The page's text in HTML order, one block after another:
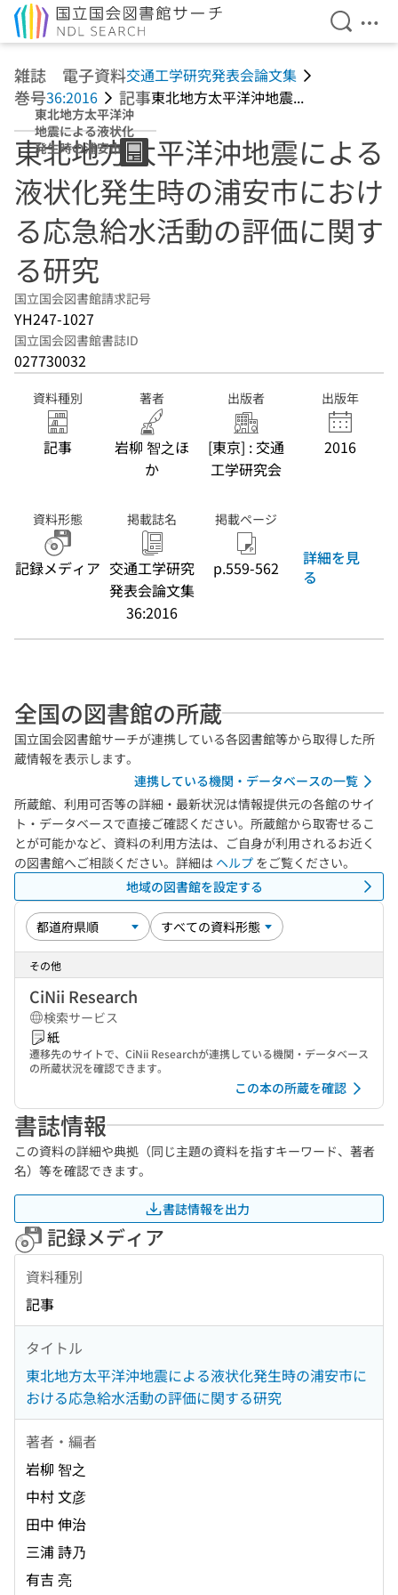
検索を
メ
雑誌 電子資料交通工学研究発表会論文集
巻号36:2016 記事東北地方太平洋沖地震...
東北地方太平洋沖
地震による液状化
発生時の浦安市に
おける応急給水活
動の評価に関する
研究
東北地方太平洋沖地震による
液状化発生時の浦安市におけ
る応急給水活動の評価に関す
る研究
国立国会図書館請求記号
YH247-1027
国立国会図書館書誌ID
027730032
資料種別
記事
著者
岩柳 智之ほ
か
出版者
[東京] : 交通
工学研究会
出版年
2016
資料形態
記録メディア
掲載誌名
交通工学研究
発表会論文集
36:2016
掲載ページ
p.559-562
詳細を見
る
全国の図書館の所蔵
国立国会図書館サーチが連携している各図書館等から取得した所
蔵情報を表示します。
連携している機関・データベースの一覧
所蔵館、利用可否等の詳細・最新状況は情報提供元の各館のサイ
ト・データベースで直接ご確認ください。所蔵館から取寄せるこ
とが可能かなど、資料の利用方法は、ご自身が利用されるお近く
の図書館へご相談ください。詳細は ヘルプ をご覧ください。
地域の図書館を設定する
その他
CiNii Research
検索サービス
紙
遷移先のサイトで、CiNii Researchが連携している機関・データベース
の所蔵状況を確認できます。
この本の所蔵を確認
書誌情報
この資料の詳細や典拠（同じ主題の資料を指すキーワード、著者
名）等を確認できます。
書誌情報を出力
記録メディア
資料種別
記事
タイトル
東北地方太平洋沖地震による液状化発生時の浦安市に
おける応急給水活動の評価に関する研究
著者・編者
岩柳 智之
中村 文彦
田中 伸治
三浦 詩乃
有吉 亮